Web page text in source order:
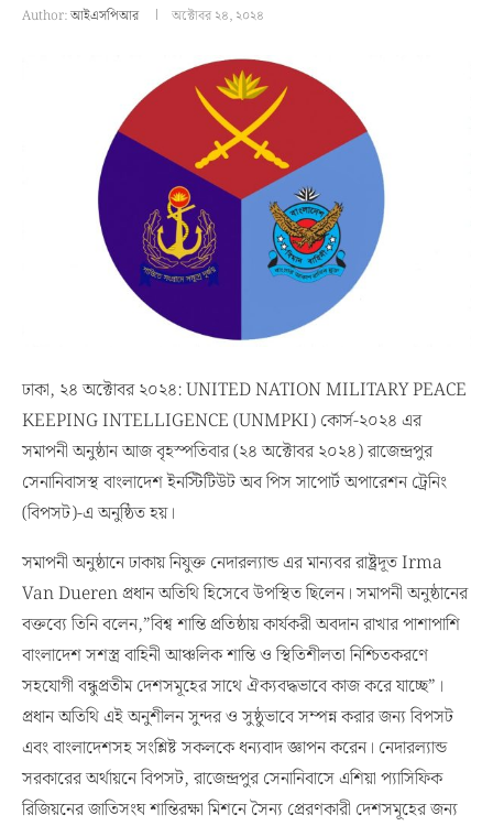
Author:আইএসপিআর অক্টোবর ২৪, ২০২৪
ঢাকা, ২৪ অক্টোবর ২০২৪: UNITED NATION MILITARY PEACE
KEEPING INTELLIGENCE (UNMPKI) কোর্স-২০২৪ এর
সমাপনী অনুষ্ঠান আজ বৃহস্পতিবার (২৪ অক্টোবর ২০২৪) রাজেন্দ্রপুর
সেনানিবাসস্থ বাংলাদেশ ইনস্টিটিউট অব পিস সাপোর্ট অপারেশন ট্রেনিং
(বিপসট)-এ অনুষ্ঠিত হয়।
সমাপনী অনুষ্ঠানে ঢাকায় নিযুক্ত নেদারল্যান্ড এর মান্যবর রাষ্ট্রদূত Irma
Van Dueren প্রধান অতিথি হিসেবে উপস্থিত ছিলেন। সমাপনী অনুষ্ঠানের
বক্তব্যে তিনি বলেন,”বিশ্ব শান্তি প্রতিষ্ঠায় কার্যকরী অবদান রাখার পাশাপাশি
বাংলাদেশ সশস্ত্র বাহিনী আঞ্চলিক শান্তি ও স্থিতিশীলতা নিশ্চিতকরণে
সহযোগী বন্ধুপ্রতীম দেশসমূহের সাথে ঐক্যবদ্ধভাবে কাজ করে যাচ্ছে”।
প্রধান অতিথি এই অনুশীলন সুন্দর ও সুষ্ঠুভাবে সম্পন্ন করার জন্য বিপসট
এবং বাংলাদেশসহ সংশ্লিষ্ট সকলকে ধন্যবাদ জ্ঞাপন করেন। নেদারল্যান্ড
সরকারের অর্থায়নে বিপসট, রাজেন্দ্রপুর সেনানিবাসে এশিয়া প্যাসিফিক
রিজিয়নের জাতিসংঘ শান্তিরক্ষা মিশনে সৈন্য প্রেরণকারী দেশসমূহের জন্য